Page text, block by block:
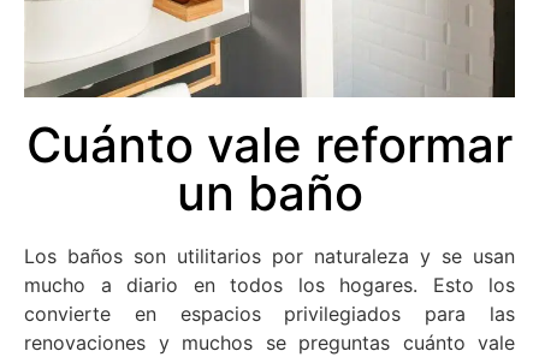
Cuánto vale reformar
un baño
Los baños son utilitarios por naturaleza y se usan
mucho a diario en todos los hogares. Esto los
convierte en espacios privilegiados para las
renovaciones y muchos se preguntas cuánto vale